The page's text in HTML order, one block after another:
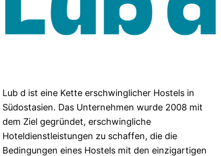
Lub d ist eine Kette erschwinglicher Hostels in
Südostasien. Das Unternehmen wurde 2008 mit
dem Ziel gegründet, erschwingliche
Hoteldienstleistungen zu schaffen, die die
Bedingungen eines Hostels mit den einzigartigen